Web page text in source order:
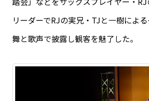
リーダーでRJの実兄・TJと一樹によ
舞と歌声で披露し観客を魅了した。